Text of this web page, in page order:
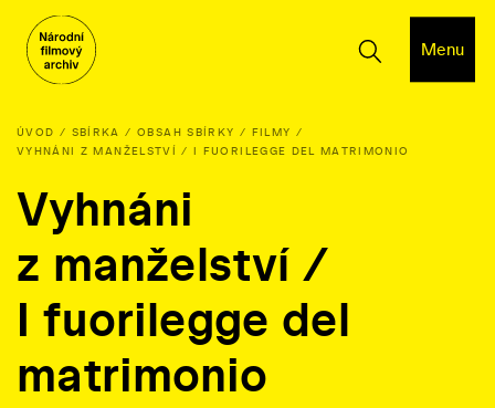
Menu
ÚVOD SBÍRKA OBSAH SBÍRKY
FILMY
VYHNÁNI Z MANŽELSTVÍ / I FUORILEGGE DEL MATRIMONIO
Vyhnáni
z manželství /
I fuorilegge del
matrimonio